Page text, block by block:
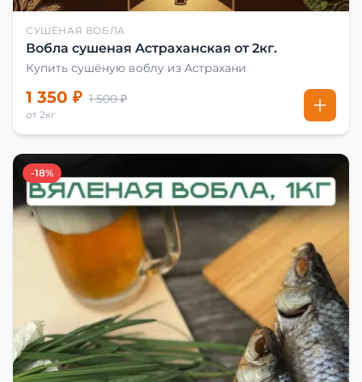
СУШЁНАЯ ВОБЛА
Вобла сушеная Астраханская от 2кг.
Купить сушёную воблу из Астрахани
1 350 ₽ 1 500 ₽
от 2кг
-18%